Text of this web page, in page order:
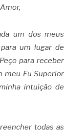
um dos meus
um lugar de
para receber
meu Eu Superior
intuição de
todas as